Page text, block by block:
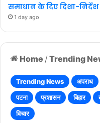
Home / Trending
Trending News अपराध
पटना
प्रशासन बिहार
विचार
समाधान के दिए दिशा-निर्देश
1 day ago